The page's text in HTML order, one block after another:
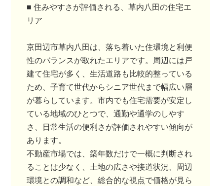
■ 住みやすさが評価される、草内八田の住宅エ
リア
京田辺市草内八田は、落ち着いた住環境と利便
性のバランスが取れたエリアです。周辺には戸
建て住宅が多く、生活道路も比較的整っている
ため、子育て世代からシニア世代まで幅広い層
が暮らしています。市内でも住宅需要が安定し
ている地域のひとつで、通勤や通学のしやす
さ、日常生活の便利さが評価されやすい傾向が
あります。
不動産市場では、築年数だけで一概に判断され
ることは少なく、土地の広さや接道状況、周辺
環境との調和など、総合的な視点で価格が見ら